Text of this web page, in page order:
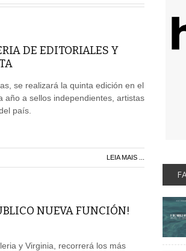
DE EDITORIALES Y
se realizará la quinta edición en el
año a sellos independientes, artistas
país.
LEIA MAIS ...
NUEVA FUNCIÓN!
y Virginia, recorrerá los más